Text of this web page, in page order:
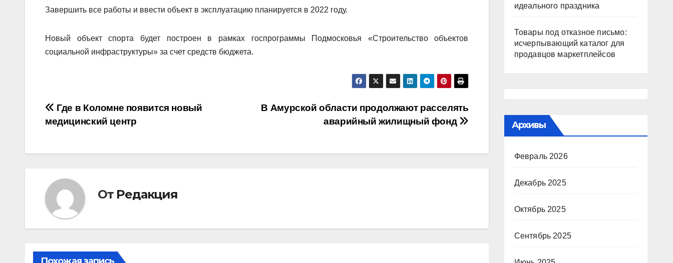
Завершить все работы и ввести объект в эксплуатацию планируется в 2022 году.
Новый объект спорта будет построен в рамках госпрограммы Подмосковья «Строительство объектов
социальной инфраструктуры» за счет средств бюджета.
Навигация
по
записям
В Амурской области продолжают расселять
аварийный жилищный фонд
Где в Коломне появится новый
медицинский центр
От Редакция
идеального праздника
Товары под отказное письмо:
исчерпывающий каталог для
продавцов маркетплейсов
Архивы
Февраль 2026
Декабрь 2025
Октябрь 2025
Сентябрь 2025